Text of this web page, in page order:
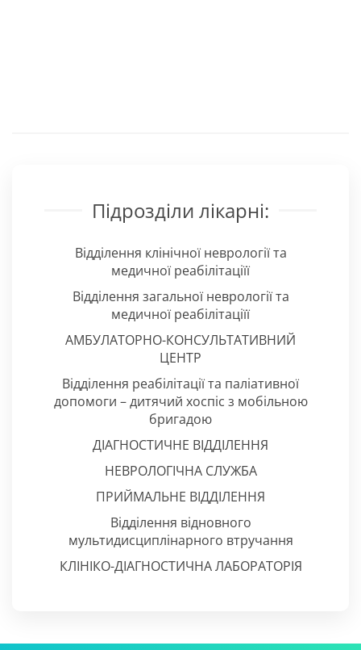
Підрозділи лікарні:
Відділення клінічної неврології та
медичної реабілітаціїї
Відділення загальної неврології та
медичної реабілітаціїї
АМБУЛАТОРНО-КОНСУЛЬТАТИВНИЙ
ЦЕНТР
Відділення реабілітації та паліативної
допомоги – дитячий хоспіс з мобільною
бригадою
ДІАГНОСТИЧНЕ ВІДДІЛЕННЯ
НЕВРОЛОГІЧНА СЛУЖБА
ПРИЙМАЛЬНЕ ВІДДІЛЕННЯ
Відділення відновного
мультидисциплінарного втручання
КЛІНІКО-ДІАГНОСТИЧНА ЛАБОРАТОРІЯ